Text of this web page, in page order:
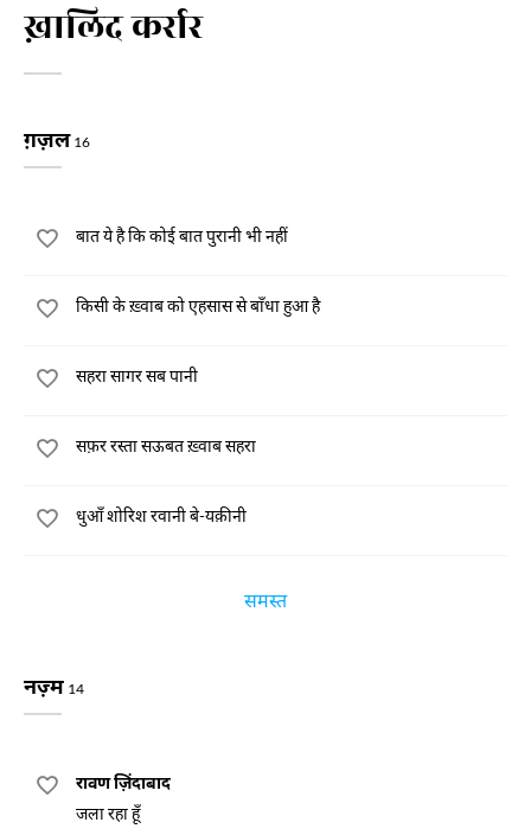
ख़ालिद कर्रार
ग़ज़ल 16
बात ये है कि कोई बात पुरानी भी नहीं
किसी के ख़्वाब को एहसास से बाँधा हुआ है
सहरा सागर सब पानी
सफ़र रस्ता सऊबत ख़्वाब सहरा
धुआँ शोरिश रवानी बे-यक़ीनी
समस्त
नज़्म 14
रावण ज़िंदाबाद
जला रहा हूँ